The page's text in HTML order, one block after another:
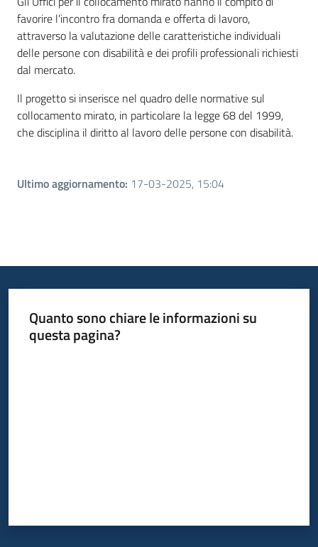
favorire l’incontro fra domanda e offerta di lavoro,
attraverso la valutazione delle caratteristiche individuali
delle persone con disabilità e dei profili professionali richiesti
dal mercato.
Il progetto si inserisce nel quadro delle normative sul
collocamento mirato, in particolare la legge 68 del 1999,
che disciplina il diritto al lavoro delle persone con disabilità.
Ultimo aggiornamento: 17-03-2025, 15:04
Quanto sono chiare le informazioni su
questa pagina?